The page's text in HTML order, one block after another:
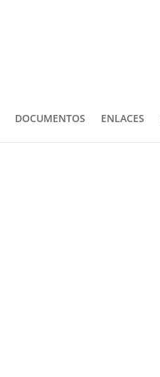
DOCUMENTOS ENLACES